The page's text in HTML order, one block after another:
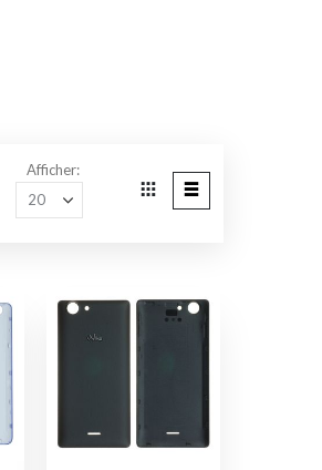
Afficher
Afficher
GrilleListe